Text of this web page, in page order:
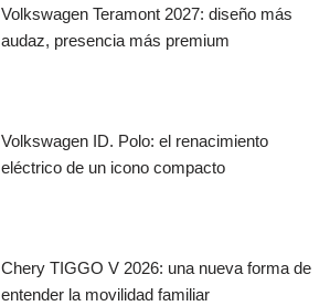
Volkswagen Teramont 2027: diseño más
audaz, presencia más premium
Volkswagen ID. Polo: el renacimiento
eléctrico de un icono compacto
Chery TIGGO V 2026: una nueva forma de
entender la movilidad familiar